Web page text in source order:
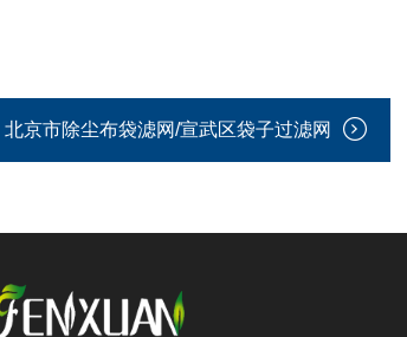
北京市除尘布袋滤网/宣武区袋子过滤网